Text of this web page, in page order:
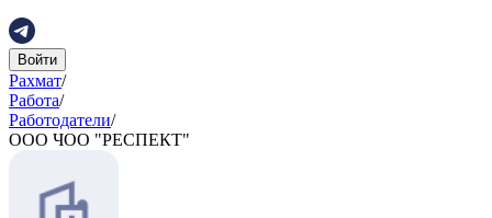
Войти
Рахмат/
Работа/
Работодатели/
ООО ЧОО "РЕСПЕКТ"